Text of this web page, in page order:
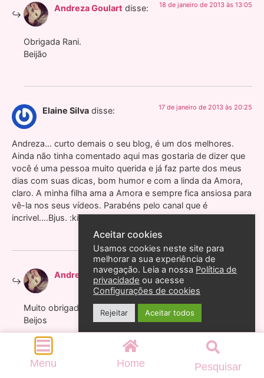
Andreza Goulart disse: 18 de janeiro de 2013 às 13:05
Obrigada Rani.
Beijão
Elaine Silva disse: 17 de janeiro de 2013 às 20:25
Andreza… curto demais o seu blog, é um dos melhores.
Ainda não tinha comentado aqui mas gostaria de dizer que
você é uma pessoa muito querida e já faz parte dos meus
dias com suas dicas, bom humor e com a linda da Amora,
claro. A minha filha ama a Amora e sempre fica ansiosa para
vê-la nos seus vídeos. Parabéns pelo canal que é
incrivel….Bjus. :kissing: :biggrin:
Andreza Goulart disse: 18 de janeiro de 2013 às 13:06
Muito obrigada Elaine e um beijão na filhota.
Beijos
17 de janeiro de 2013 às 20:22
Aceitar cookies
Usamos cookies neste site para
melhorar a sua experiência de
navegação. Leia a nossa Política de
privacidade ou acesse
Configurações de cookies
Rejeitar Aceitar todos
Menu Home Pesquisar